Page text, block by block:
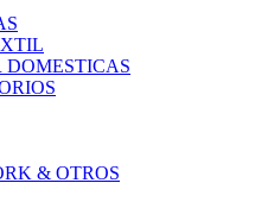
DOMESTICAS
& OTROS